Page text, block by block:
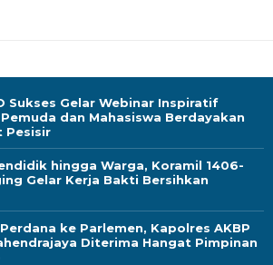
Sukses Gelar Webinar Inspiratif
dan Mahasiswa Berdayakan
Pesisir
hingga Warga, Koramil 1406-
Gelar Kerja Bakti Bersihkan
ke Parlemen, Kapolres AKBP
Diterima Hangat Pimpinan